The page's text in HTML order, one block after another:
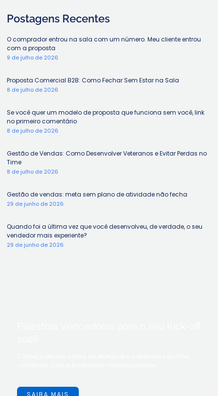
Postagens Recentes
O comprador entrou na sala com um número. Meu cliente entrou
com a proposta
9 de julho de 2026
Proposta Comercial B2B: Como Fechar Sem Estar na Sala
8 de julho de 2026
Se você quer um modelo de proposta que funciona sem você, link
no primeiro comentário
8 de julho de 2026
Gestão de Vendas: Como Desenvolver Veteranos e Evitar Perdas no
Time
8 de julho de 2026
Gestão de vendas: meta sem plano de atividade não fecha
29 de junho de 2026
Quando foi a última vez que você desenvolveu, de verdade, o seu
vendedor mais experiente?
29 de junho de 2026